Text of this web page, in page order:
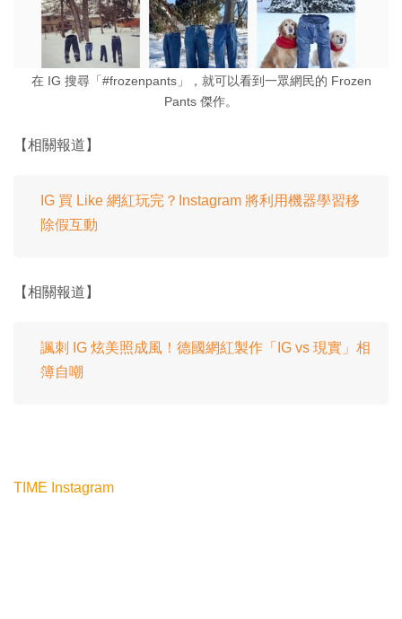
在 IG 搜尋「#frozenpants」，就可以看到一眾網民的 Frozen
Pants 傑作。
【相關報道】
IG 買 Like 網紅玩完？Instagram 將利用機器學習移
除假互動
【相關報道】
諷刺 IG 炫美照成風！德國網紅製作「IG vs 現實」相
簿自嘲
TIME Instagram